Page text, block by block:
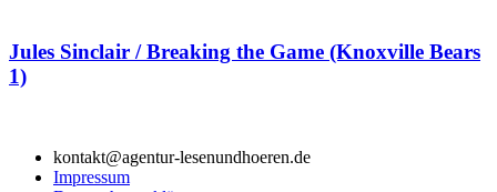
Jules Sinclair / Breaking the Game (Knoxville Bears
1)
kontakt@agentur-lesenundhoeren.de
Impressum